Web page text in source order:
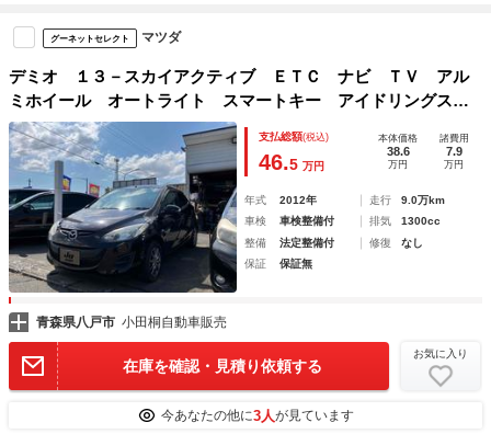
グーネットセレクト マツダ
デミオ １３－スカイアクティブ ＥＴＣ ナビ ＴＶ アル
ミホイール オートライト スマートキー アイドリングスト
ップ 電動格納ミラー ＣＶＴ 衝突安全ボディ ＡＢＳ Ｅ
ＳＣ ＣＤ ＤＶＤ再生 Ｂｌｕｅｔｏｏｔｈ エアコン 禁
煙車
支払総額(税込)
46.5 万円
本体価格
38.6
万円
諸費用
7.9
万円
年式 2012年 走行
9.0万km
車検
車検整備付 排気
1300cc
整備
法定整備付 修復
なし
保証
保証無
青森県八戸市 小田桐自動車販売
在庫を確認・見積り依頼する
お気に入り
今あなたの他に3人が見ています